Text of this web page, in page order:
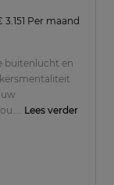
Per maand
buitenlucht en
Lees verder